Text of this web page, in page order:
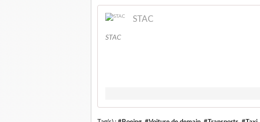
STAC
STAC